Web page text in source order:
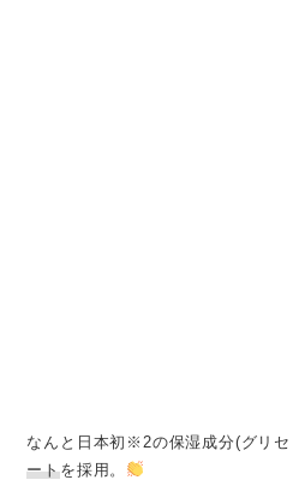
なんと日本初※2の保湿成分(グリ
ートを採用。